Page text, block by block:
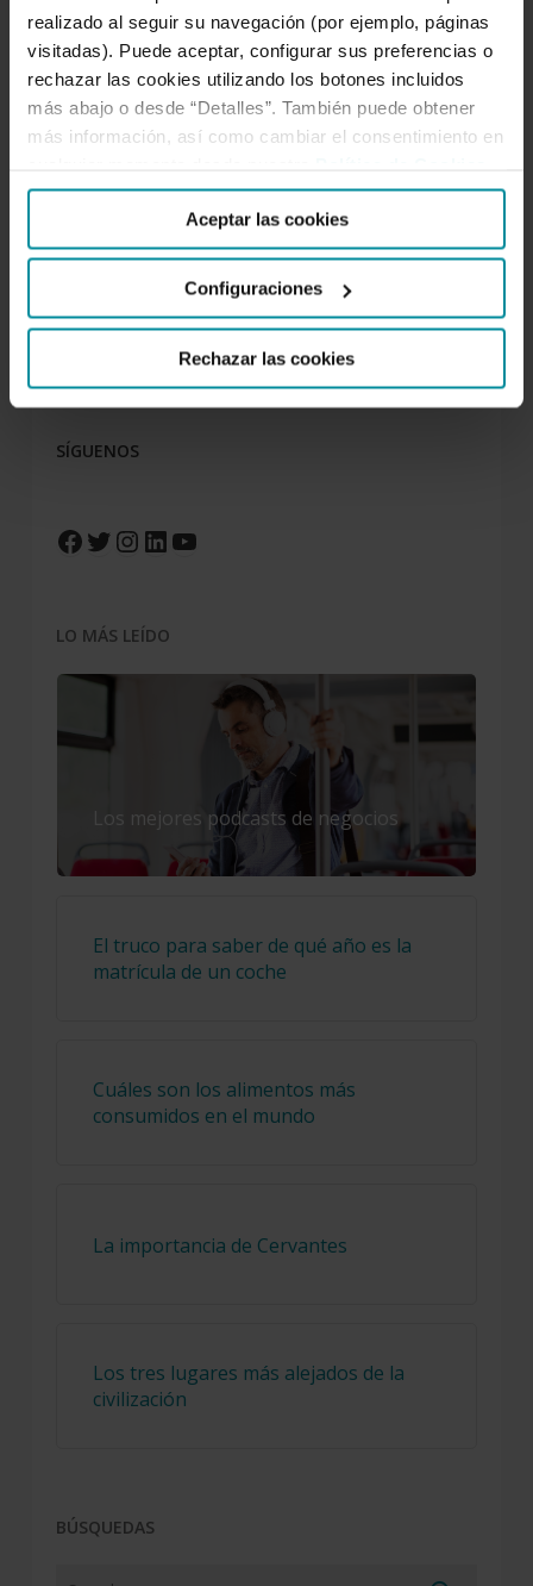
realizado al seguir su navegación (por ejemplo, páginas
visitadas). Puede aceptar, configurar sus preferencias o
rechazar las cookies utilizando los botones incluidos
más abajo o desde “Detalles”. También puede obtener
más información, así como cambiar el consentimiento en
Aceptar las cookies
Configuraciones
Rechazar las cookies
Para nosotros es tan importante atenderte como
entenderte, escucharnos y compartir. Por eso
conocimiento se comparte. Forma parte de nuestro
ADN cooperativo.
SÍGUENOS
Facebook
Twitter
Instagram
LinkedIn
YouTube
LO MÁS LEÍDO
Los mejores podcasts de negocios
El truco para saber de qué año es la
matrícula de un coche
Cuáles son los alimentos más
consumidos en el mundo
La importancia de Cervantes
Los tres lugares más alejados de la
civilización
BÚSQUEDAS